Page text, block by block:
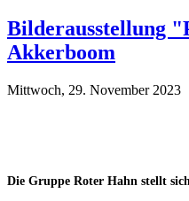
Bilderausstellung
Akkerboom
Mittwoch, 29. November 2023
Die Gruppe Roter Hahn stellt